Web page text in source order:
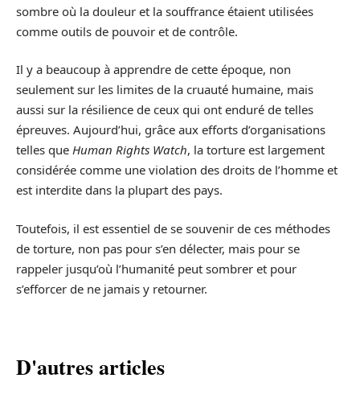
sombre où la douleur et la souffrance étaient utilisées
comme outils de pouvoir et de contrôle.
Il y a beaucoup à apprendre de cette époque, non
seulement sur les limites de la cruauté humaine, mais
aussi sur la résilience de ceux qui ont enduré de telles
épreuves. Aujourd’hui, grâce aux efforts d’organisations
telles que Human Rights Watch, la torture est largement
considérée comme une violation des droits de l’homme et
est interdite dans la plupart des pays.
Toutefois, il est essentiel de se souvenir de ces méthodes
de torture, non pas pour s’en délecter, mais pour se
rappeler jusqu’où l’humanité peut sombrer et pour
s’efforcer de ne jamais y retourner.
D'autres articles